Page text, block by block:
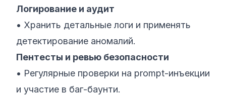
Логирование и аудит
• Хранить детальные логи и применять
детектирование аномалий.
Пентесты и ревью безопасности
• Регулярные проверки на prompt-инъекции
и участие в баг-баунти.